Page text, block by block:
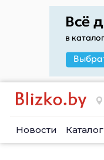
Новости Каталог